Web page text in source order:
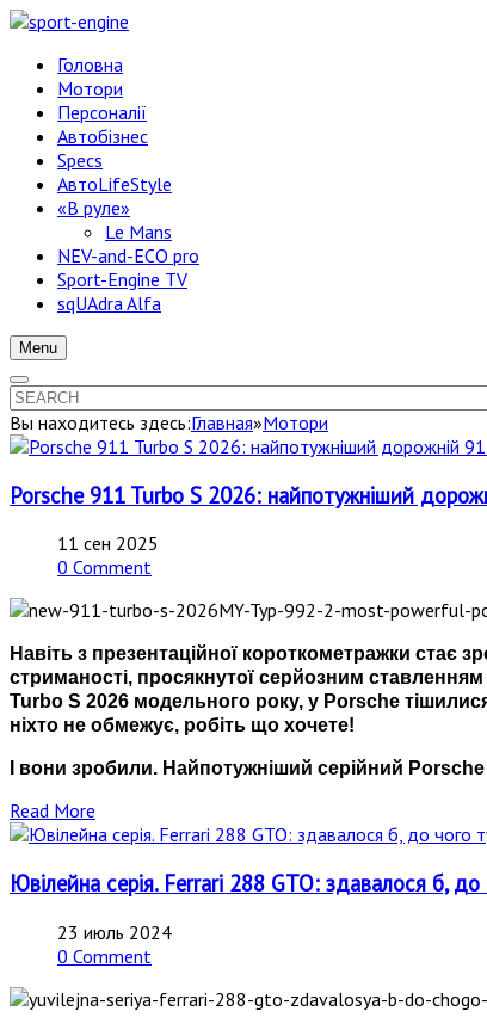
Головна
Мотори
Персоналії
Автобізнес
Specs
АвтоLifeStyle
«В руле»
Le Mans
NEV-and-ECO pro
Sport-Engine TV
sqUAdra Alfa
Menu
Вы находитесь здесь:Главная»Мотори
Porsche 911 Turbo S 2026: найпотужніший
11 сен 2025
0 Comment
Навіть з презентаційної короткометражки
стриманості, просякнутої серйозним
Turbo S 2026 модельного року, у Porsche
ніхто не обмежує, робіть що хочете!
І вони зробили. Найпотужніший серійний Porsche
Read More
Ювілейна серія. Ferrari 288 GTO: здавалося б, до
23 июль 2024
0 Comment